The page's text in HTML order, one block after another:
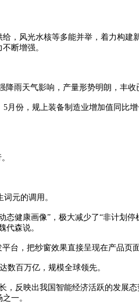
风光水核等多能并举，着力构建
断增强。
雨天气影响，产量形势明朗，丰收
，规上装备制造业增加值同比增
元的调用。
康画像”，极大减少了“非计划停
代森说。
，把纱窗效果直接呈现在产品页
百万亿，规模全球领先。
反映出我国智能经济活跃的发展
一。